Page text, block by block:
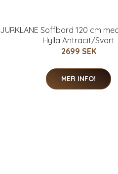
JURKLANE Soffbord 120 cm
Hylla Antracit/Svart
2699 SEK
MER INFO!